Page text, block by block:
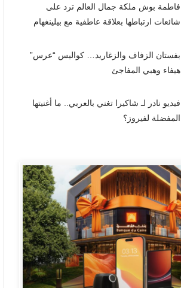
فاطمة بوش ملكة جمال العالم ترد على
شائعات ارتباطها بعلاقة عاطفية مع بيلينغهام
بفستان الزفاف والزغاريد… كواليس “عرس”
هيفاء وهبي المفاجئ
فيديو نادر لـ شاكيرا تغني بالعربي.. ما أغنيتها
المفضلة لفيروز؟